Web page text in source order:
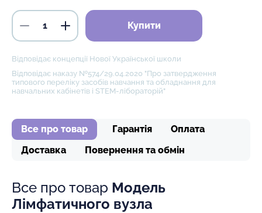
Купити
Відповідає концепції Нової Української школи
Відповідає наказу №574/29.04.2020 "Про затвердження
типового переліку засобів навчання та обладнання для
навчальних кабінетів і STEM-лібораторій"
Все про товар Гарантія
Оплата
Доставка
Повернення та обмін
Все про товар Модель
Лімфатичного вузла